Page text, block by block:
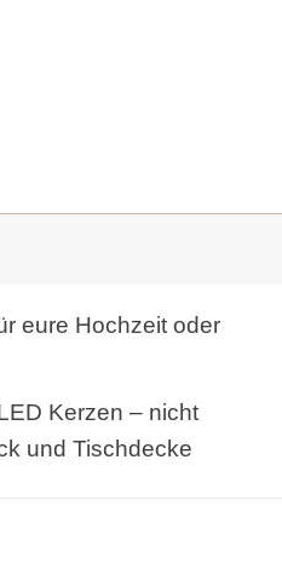
eure Hochzeit oder
Kerzen – nicht
und Tischdecke